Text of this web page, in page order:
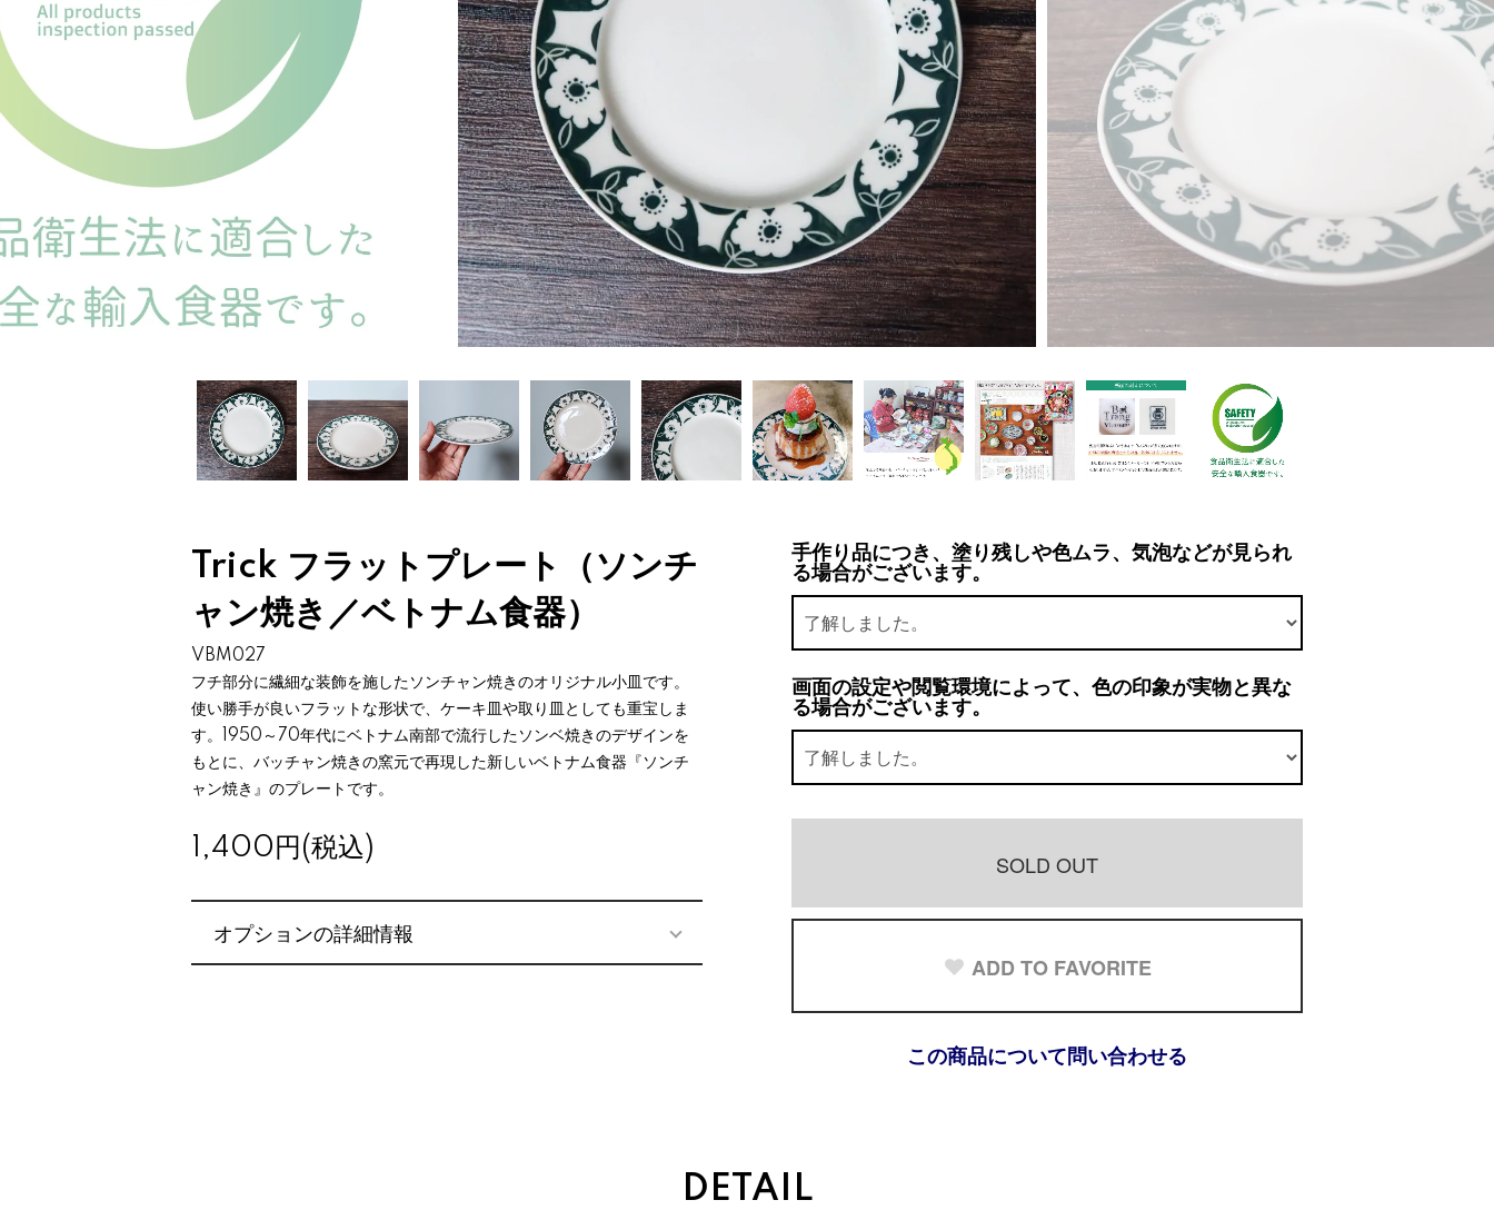
Trick フラットプレート（ソンチ
ャン焼き／ベトナム食器）
VBM027
フチ部分に繊細な装飾を施したソンチャン焼きのオリジナル小皿です。
使い勝手が良いフラットな形状で、ケーキ皿や取り皿としても重宝しま
す。1950～70年代にベトナム南部で流行したソンベ焼きのデザインを
もとに、バッチャン焼きの窯元で再現した新しいベトナム食器『ソンチ
ャン焼き』のプレートです。
1,400円(税込)
オプションの詳細情報
手作り品につき、塗り残しや色ムラ、気泡などが見られ
る場合がございます。
画面の設定や閲覧環境によって、色の印象が実物と異な
る場合がございます。
SOLD OUT
ADD TO FAVORITE
この商品について問い合わせる
DETAIL